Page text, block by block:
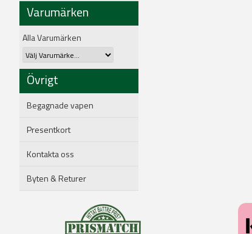
Varumärken
Alla Varumärken
Övrigt
Begagnade vapen
Presentkort
Kontakta oss
Byten & Returer